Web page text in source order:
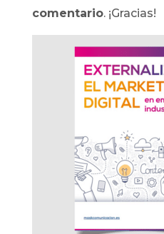
comentario. ¡Gracias!